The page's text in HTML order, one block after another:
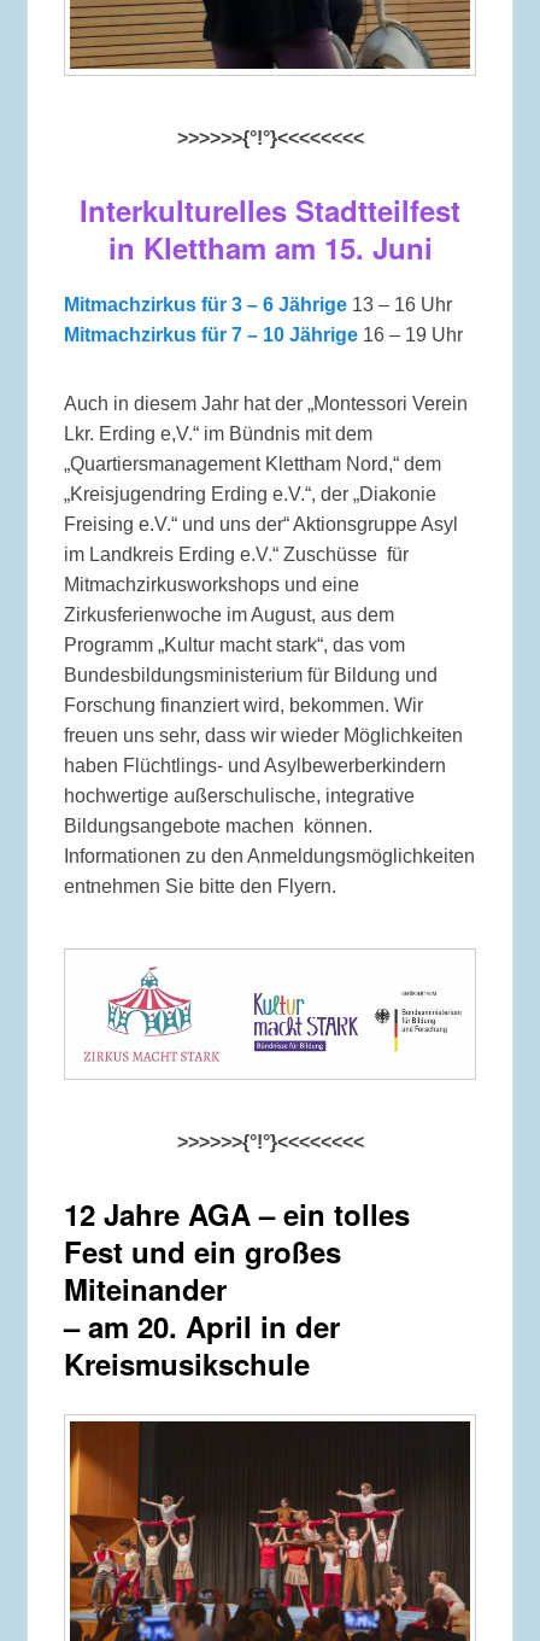
>>>>>>{°!°}<<<<<<<<
Interkulturelles Stadtteilfest
in Klettham am 15. Juni
Mitmachzirkus für 3 – 6 Jährige 13 – 16 Uhr
Mitmachzirkus für 7 – 10 Jährige 16 – 19 Uhr
Auch in diesem Jahr hat der „Montessori Verein
Lkr. Erding e,V.“ im Bündnis mit dem
„Quartiersmanagement Klettham Nord,“ dem
„Kreisjugendring Erding e.V.“, der „Diakonie
Freising e.V.“ und uns der“ Aktionsgruppe Asyl
im Landkreis Erding e.V.“ Zuschüsse für
Mitmachzirkusworkshops und eine
Zirkusferienwoche im August, aus dem
Programm „Kultur macht stark“, das vom
Bundesbildungsministerium für Bildung und
Forschung finanziert wird, bekommen. Wir
freuen uns sehr, dass wir wieder Möglichkeiten
haben Flüchtlings- und Asylbewerberkindern
hochwertige außerschulische, integrative
Bildungsangebote machen können.
Informationen zu den Anmeldungsmöglichkeiten
entnehmen Sie bitte den Flyern.
>>>>>>{°!°}<<<<<<<<
12 Jahre AGA – ein tolles
Fest und ein großes
Miteinander
– am 20. April in der
Kreismusikschule